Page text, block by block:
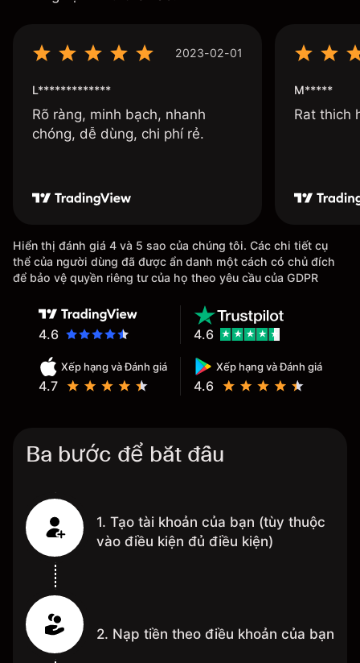
2023-02-01
L*************
Rõ ràng, minh bạch, nhanh
chóng, dễ dùng, chi phí rẻ.
M*****
Rat thich
Hiển thị đánh giá 4 và 5 sao của chúng tôi. Các chi tiết cụ
thể của người dùng đã được ẩn danh một cách có chủ đích
để bảo vệ quyền riêng tư của họ theo yêu cầu của GDPR
4.6
Xếp hạng và Đánh giá
4.7
Xếp hạng và Đánh giá
4.6
4.6
Ba bước để bắt đầu
1. Tạo tài khoản của bạn (tùy thuộc
vào điều kiện đủ điều kiện)
2. Nạp tiền theo điều khoản của bạn